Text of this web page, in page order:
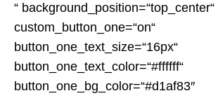
“ background_position=“top_center“
custom_button_one=“on“
button_one_text_size=“16px“
button_one_text_color=“#ffffff“
button_one_bg_color=“#d1af83″